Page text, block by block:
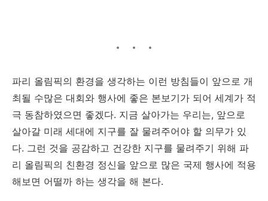
파리 올림픽의 환경을 생각하는 이런 방침들이 앞으로 개
최될 수많은 대회와 행사에 좋은 본보기가 되어 세계가 적
극 동참하였으면 좋겠다. 지금 살아가는 우리는, 앞으로
살아갈 미래 세대에 지구를 잘 물려주어야 할 의무가 있
다. 그런 것을 공감하고 건강한 지구를 물려주기 위해 파
리 올림픽의 친환경 정신을 앞으로 많은 국제 행사에 적용
해보면 어떨까 하는 생각을 해 본다.